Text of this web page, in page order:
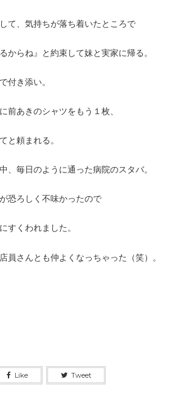
て、気持ちが落ち着いたところで
からね』と約束して妹と実家に帰る。
付き添い。
前あきのシャツをもう１枚、
と頼まれる。
、毎日のように通った病院のスタバ。
恐ろしく不味かったので
すくわれました。
員さんとも仲よくなっちゃった（笑）。
Like Tweet